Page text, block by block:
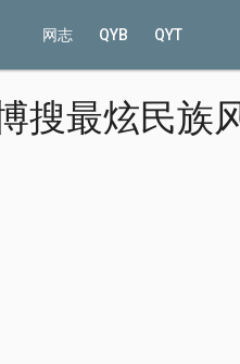
网志 QYB QYT
搜最炫民族